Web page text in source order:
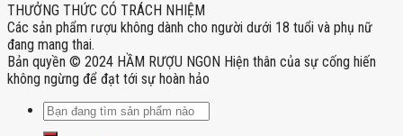
THƯỞNG THỨC CÓ TRÁCH NHIỆM
Các sản phẩm rượu không dành cho người dưới 18 tuổi và phụ nữ
đang mang thai.
Bản quyền © 2024 HẦM RƯỢU NGON Hiện thân của sự cống hiến
không ngừng để đạt tới sự hoàn hảo
Tìm
kiếm: